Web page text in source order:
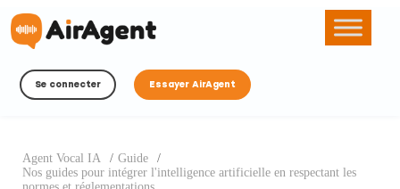
Se connecter Essayer AirAgent
Agent Vocal IA / Guide
/
Nos guides pour intégrer l'intelligence artificielle en respectant les